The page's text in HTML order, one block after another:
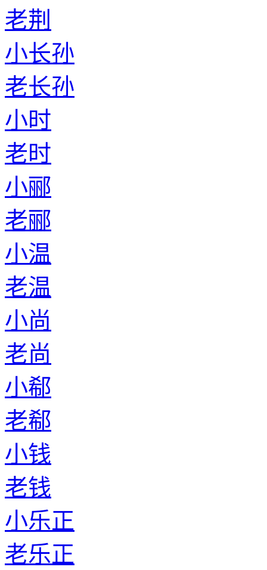
老荆
小长孙
老长孙
小时
老时
小郦
老郦
小温
老温
小尚
老尚
小郗
老郗
小钱
老钱
小乐正
老乐正